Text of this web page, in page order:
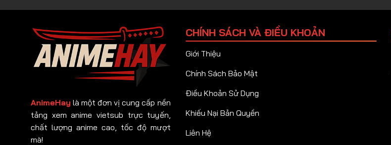
Tập 36
Tập 37
Tập 39
Tập 40
Tập 41
AnimeHay là một đơn vị cung cấp nền
tảng xem anime vietsub trực tuyến,
chất lượng anime cao, tốc độ mượt
mà!
CHÍNH SÁCH VÀ ĐIỀU KHOẢN
Giới Thiệu
Chính Sách Bảo Mật
Điều Khoản Sử Dụng
Khiếu Nại Bản Quyền
Liên Hệ